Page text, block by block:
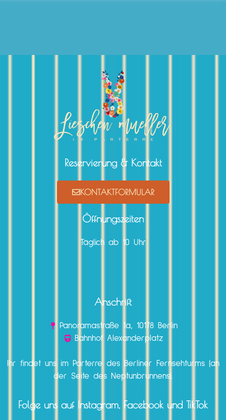
Reservierung & Kontakt
KONTAKTFORMULAR
Öffnungszeiten
Täglich ab 10 Uhr
Anschrift
Panoramastraße 1a, 10178 Berlin
Bahnhof Alexanderplatz
Ihr findet uns im Parterre des Berliner Fernsehturms (an
der Seite des Neptunbrunnens).
Folge uns auf Instagram, Facebook und TikTok